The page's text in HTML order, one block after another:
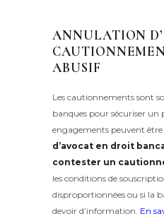
ANNULATION
ABUSIF
Les cautionnements sont
banques pour sécuriser un
engagements peuvent être
d’avocat en droit
contester un
les conditions de
disproportionnées ou si la
devoir d’information. En